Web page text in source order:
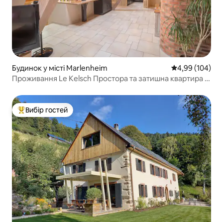
Будинок у місті Marlenheim Середня
4,99 (104)
Проживання Le Kelsch Простора та затишна квартира із
Топ вибір гостей
Вибір гостей